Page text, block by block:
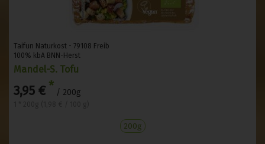
Taifun Naturkost - 79108 Freib
100% kbA BNN-Herst
Mandel-S. Tofu
3,95 € * / 200g
200g